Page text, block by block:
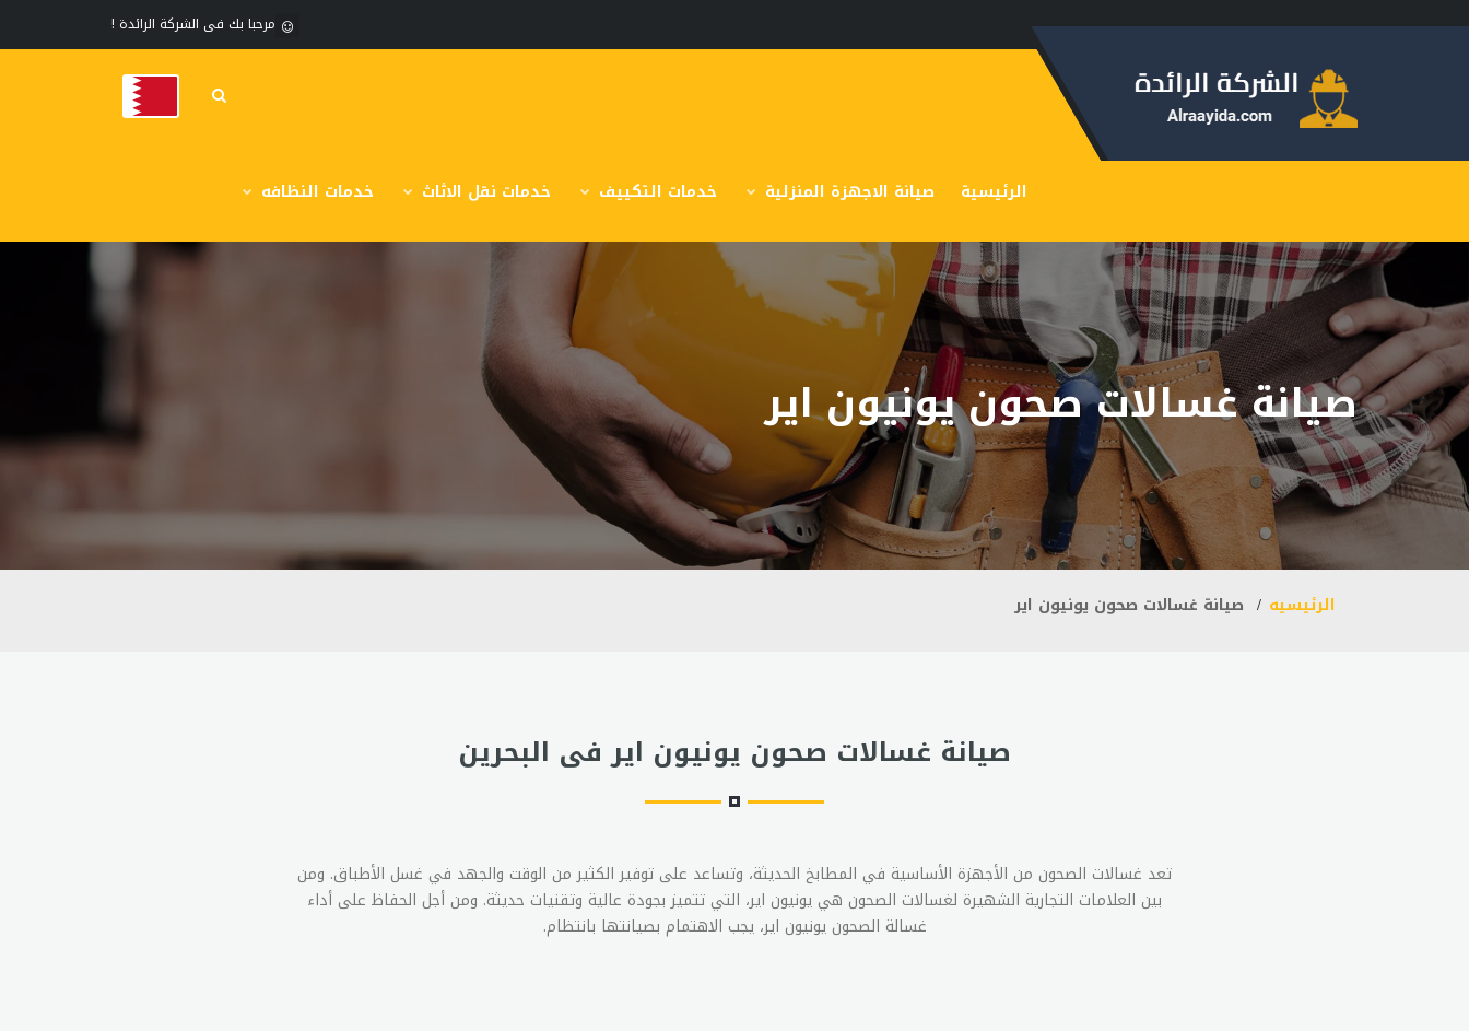
مرحبا بك فى الشركة الرائدة !
الرئيسية صيانة الاجهزة المنزلية خدمات التكييف خدمات نقل الاثاث خدمات النظافه
صيانة غسالات صحون يونيون اير
الرئيسيه صيانة غسالات صحون يونيون اير
صيانة غسالات صحون يونيون اير فى البحرين
تعد غسالات الصحون من الأجهزة الأساسية في المطابخ الحديثة، وتساعد على توفير الكثير من الوقت والجهد في غسل الأطباق. ومن
بين العلامات التجارية الشهيرة لغسالات الصحون هي يونيون اير، التي تتميز بجودة عالية وتقنيات حديثة. ومن أجل الحفاظ على أداء
غسالة الصحون يونيون اير، يجب الاهتمام بصيانتها بانتظام.